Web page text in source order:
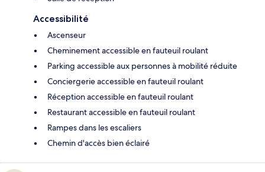
Accessibilité
Ascenseur
Cheminement accessible en fauteuil roulant
Parking accessible aux personnes à mobilité réduite
Conciergerie accessible en fauteuil roulant
Réception accessible en fauteuil roulant
Restaurant accessible en fauteuil roulant
Rampes dans les escaliers
Chemin d'accès bien éclairé